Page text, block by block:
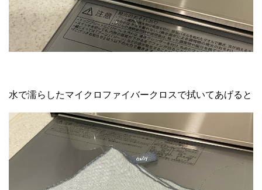
水で濡らしたマイクロファイバークロスで拭いてあげると